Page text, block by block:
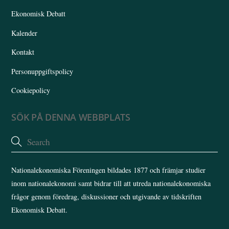
Ekonomisk Debatt
Kalender
Kontakt
Personuppgiftspolicy
Cookiepolicy
SÖK PÅ DENNA WEBBPLATS
Nationalekonomiska Föreningen bildades 1877 och främjar studier
inom nationalekonomi samt bidrar till att utreda nationalekonomiska
frågor genom föredrag, diskussioner och utgivande av tidskriften
Ekonomisk Debatt.